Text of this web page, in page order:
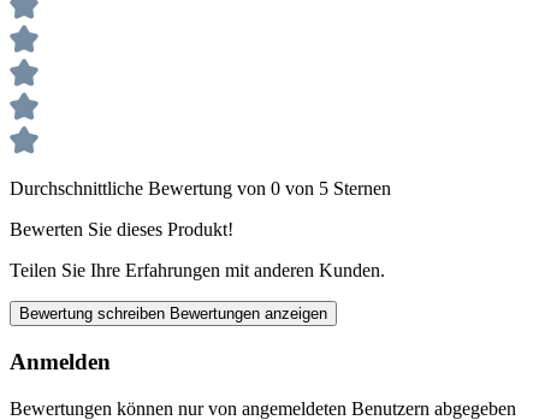
Durchschnittliche Bewertung von 0 von 5 Sternen
Bewerten Sie dieses Produkt!
Teilen Sie Ihre Erfahrungen mit anderen Kunden.
Bewertung schreiben Bewertungen anzeigen
Anmelden
Bewertungen können nur von angemeldeten Benutzern abgegeben